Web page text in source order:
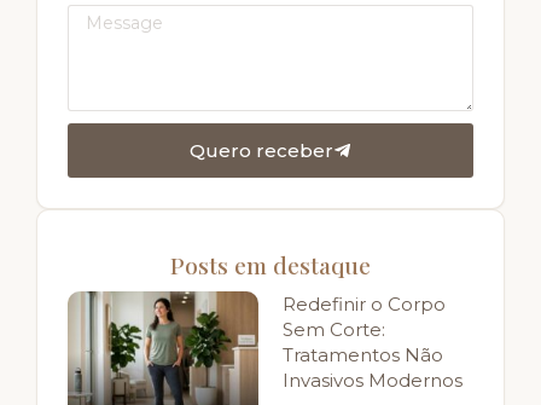
Quero receber
Posts em destaque
Redefinir o Corpo
Sem Corte:
Tratamentos Não
Invasivos Modernos